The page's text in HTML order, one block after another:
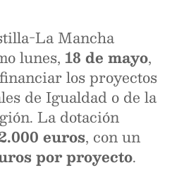
La Mancha
lunes, 18 de mayo,
los proyectos
de Igualdad o de la
La dotación
euros, con un
por proyecto.